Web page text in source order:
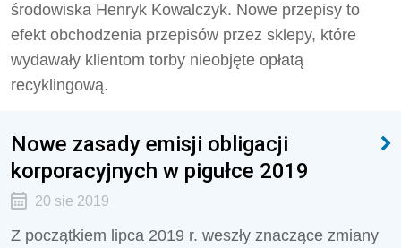
środowiska Henryk Kowalczyk. Nowe przepisy to
efekt obchodzenia przepisów przez sklepy, które
wydawały klientom torby nieobjęte opłatą
recyklingową.
Nowe zasady emisji obligacji
korporacyjnych w pigułce 2019
20 sie 2019
Z początkiem lipca 2019 r. weszły znaczące zmiany